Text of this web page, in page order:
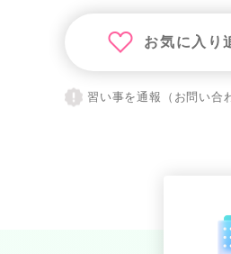
お気に入り
習い事を通報（お問い合